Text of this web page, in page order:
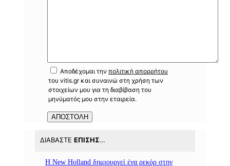
Αποδέχομαι την πολιτική απορρήτου
του vitis.gr και συναινώ στη χρήση των
στοιχείων μου για τη διαβίβαση του
μηνύματός μου στην εταιρεία.
ΔΙΑΒΆΣΤΕ ΕΠΊΣΗΣ…
Η New Holland δημιουργεί ένα ρεκόρ στην